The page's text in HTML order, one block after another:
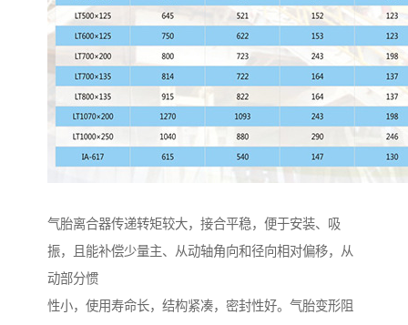
气胎离合器传递转矩较大，接合平稳，便于安装、吸
振，且能补偿少量主、从动轴角向和径向相对偏移，从
动部分惯
性小，使用寿命长，结构紧凑，密封性好。气胎变形阻